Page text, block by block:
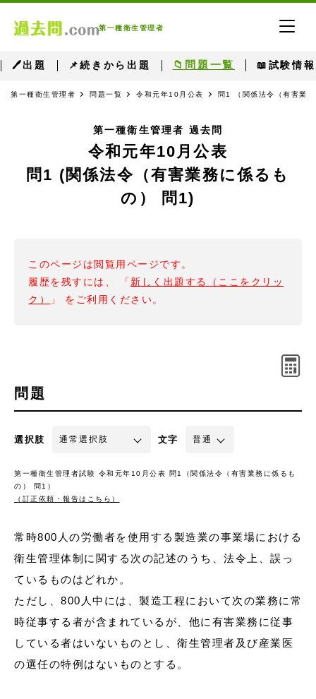
第一種衛生管理者
🖊出題 📌続きから出題 📁問題一覧 📖試験情報
第一種衛生管理者 問題一覧 令和元年10月公表 問1 （関係法令（有害業
第一種衛生管理者 過去問
令和元年10月公表
問1 (関係法令（有害業務に係るも
の） 問1)
このページは閲覧用ページです。
履歴を残すには、 「 新しく出題する（ここをクリッ
ク）
」 をご利用ください。
問題
選択肢 文字
第一種衛生管理者試験 令和元年10月公表 問1（関係法令（有害業務に係るも
の） 問1）
（訂正依頼・報告はこちら）
常時800人の労働者を使用する製造業の事業場における
衛生管理体制に関する次の記述のうち、法令上、誤っ
ているものはどれか。
ただし、800人中には、製造工程において次の業務に常
時従事する者が含まれているが、他に有害業務に従事
している者はいないものとし、衛生管理者及び産業医
の選任の特例はないものとする。